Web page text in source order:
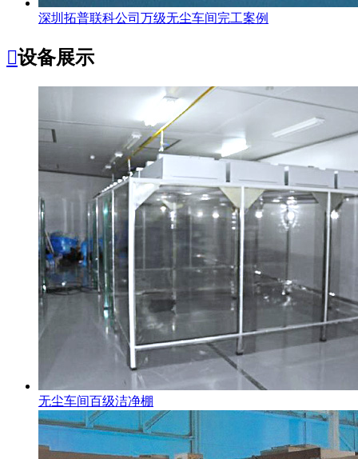
深圳拓普联科公司万级无尘车间完工案例
设备展示
无尘车间百级洁净棚